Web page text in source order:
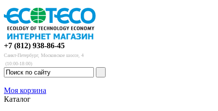
+7 (812) 938-86-45
Санкт-Петербург, Московское шоссе, 4
(10:00-18:00)
Моя корзина
Каталог